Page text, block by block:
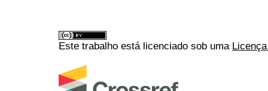
Este trabalho está licenciado sob uma